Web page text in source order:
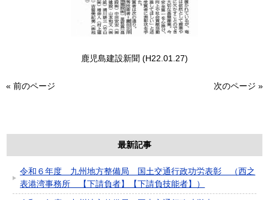
鹿児島建設新聞 (H22.01.27)
« 前のページ 次のページ »
最新記事
令和６年度 九州地方整備局 国土交通行政功労表彰 （西之
表港湾事務所 【下請負者】【下請負技能者】）